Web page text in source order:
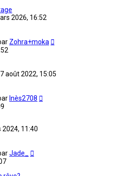
2026, 16:52
Zohra+moka
août 2022, 15:05
Inès2708
2024, 11:40
Jade_